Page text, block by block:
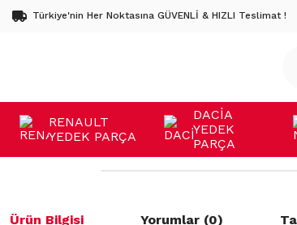
Türkiye'nin Her Noktasına GÜVENLİ & HIZLI Teslimat !
RENAULT
YEDEK PARÇA
DACİA
YEDEK
PARÇA
Ürün Bilgisi Yorumlar (0)